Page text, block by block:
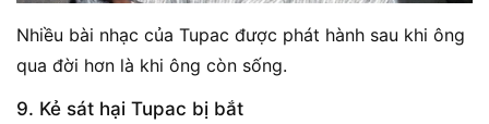
Nhiều bài nhạc của Tupac được phát hành sau khi ông
qua đời hơn là khi ông còn sống.
9. Kẻ sát hại Tupac bị bắt